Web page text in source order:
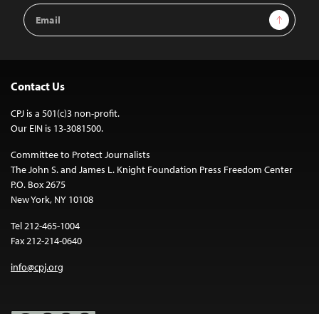
Email
Address
Sign Up
Contact Us
CPJ is a 501(c)3 non-profit.
Our EIN is 13-3081500.
Committee to Protect Journalists
The John S. and James L. Knight Foundation Press Freedom Center
P.O. Box 2675
New York, NY 10108
Tel 212-465-1004
Fax 212-214-0640
info@cpj.org